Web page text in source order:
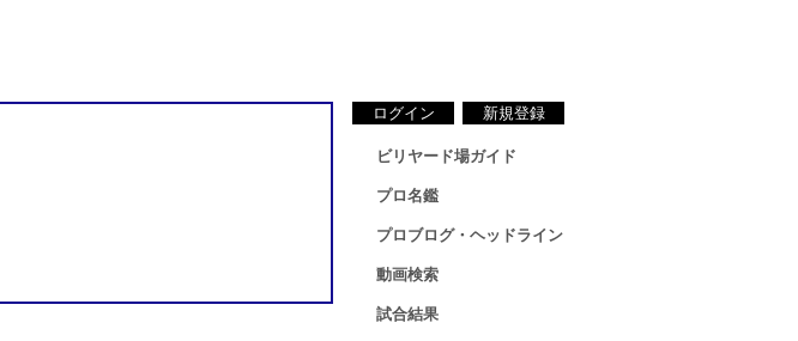
ログイン 新規登録
ビリヤード場ガイド
プロ名鑑
プロブログ・ヘッドライン
動画検索
試合結果